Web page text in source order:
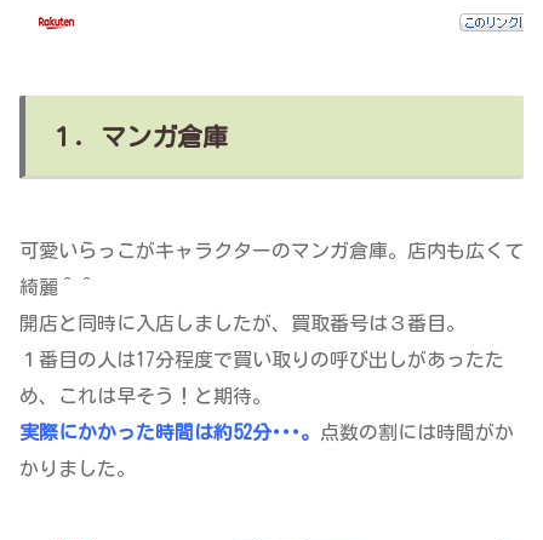
１．マンガ倉庫
可愛いらっこがキャラクターのマンガ倉庫。店内も広くて
綺麗＾＾
開店と同時に入店しましたが、買取番号は３番目。
１番目の人は17分程度で買い取りの呼び出しがあったた
め、これは早そう！と期待。
実際にかかった時間は約52分･･･。
点数の割には時間がか
かりました。